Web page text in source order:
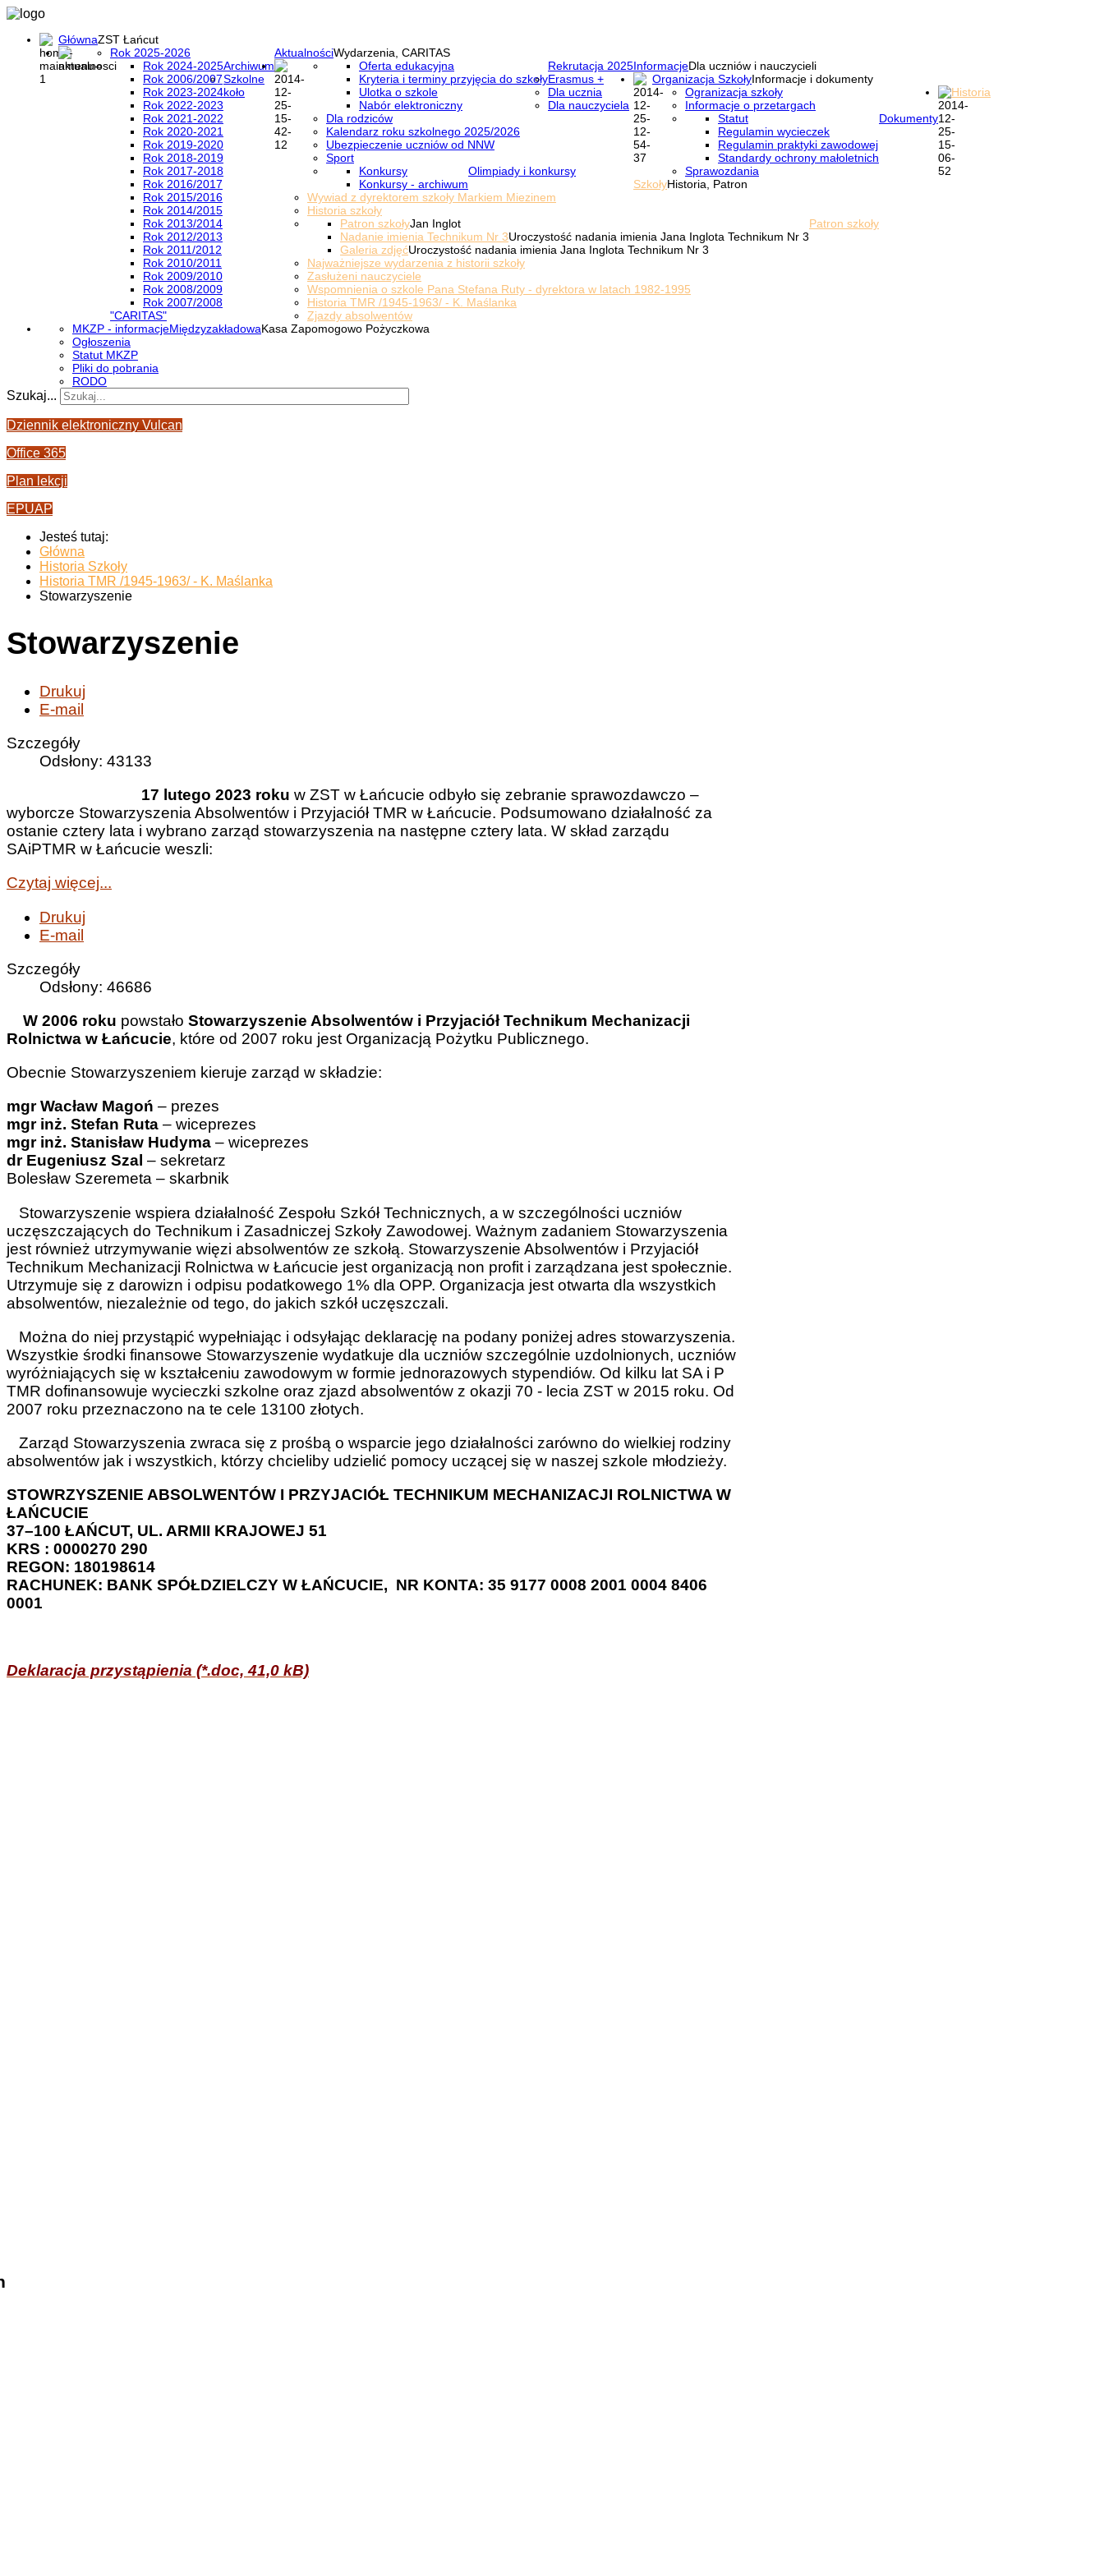
GłównaZST Łańcut
AktualnościWydarzenia, CARITAS
Rok 2025-2026
Archiwum
Rok 2024-2025
Rok 2006/2007
Rok 2023-2024
Rok 2022-2023
Rok 2021-2022
Rok 2020-2021
Rok 2019-2020
Rok 2018-2019
Rok 2017-2018
Rok 2016/2017
Rok 2015/2016
Rok 2014/2015
Rok 2013/2014
Rok 2012/2013
Rok 2011/2012
Rok 2010/2011
Rok 2009/2010
Rok 2008/2009
Rok 2007/2008
Szkolne
koło
"CARITAS"
InformacjeDla uczniów i nauczycieli
Rekrutacja 2025
Oferta edukacyjna
Kryteria i terminy przyjęcia do szkoły
Ulotka o szkole
Nabór elektroniczny
Erasmus +
Dla ucznia
Dla nauczyciela
Dla rodziców
Kalendarz roku szkolnego 2025/2026
Ubezpieczenie uczniów od NNW
Sport
Olimpiady i konkursy
Konkursy
Konkursy - archiwum
Organizacja SzkołyInformacje i dokumenty
Ogranizacja szkoły
Informacje o przetargach
Dokumenty
Statut
Regulamin wycieczek
Regulamin praktyki zawodowej
Standardy ochrony małoletnich
Sprawozdania
Historia
SzkołyHistoria, Patron
Wywiad z dyrektorem szkoły Markiem Miezinem
Historia szkoły
Patron szkoły
Patron szkołyJan Inglot
Nadanie imienia Technikum Nr 3Uroczystość nadania imienia Jana Inglota Technikum Nr 3
Galeria zdjęćUroczystość nadania imienia Jana Inglota Technikum Nr 3
Najważniejsze wydarzenia z historii szkoły
Zasłużeni nauczyciele
Wspomnienia o szkole Pana Stefana Ruty - dyrektora w latach 1982-1995
Historia TMR /1945-1963/ - K. Maślanka
Zjazdy absolwentów
MiędzyzakładowaKasa Zapomogowo Pożyczkowa
MKZP - informacje
Ogłoszenia
Statut MKZP
Pliki do pobrania
RODO
Szukaj...
Dziennik elektroniczny Vulcan
Office 365
Plan lekcji
EPUAP
Jesteś tutaj:
Główna
Historia Szkoły
Historia TMR /1945-1963/ - K. Maślanka
Stowarzyszenie
Stowarzyszenie
Drukuj
E-mail
Szczegóły
Odsłony: 43133
17 lutego 2023 roku w ZST w Łańcucie odbyło się zebranie sprawozdawczo –
wyborcze Stowarzyszenia Absolwentów i Przyjaciół TMR w Łańcucie. Podsumowano działalność za
ostanie cztery lata i wybrano zarząd stowarzyszenia na następne cztery lata. W skład zarządu
SAiPTMR w Łańcucie weszli:
Czytaj więcej...
Drukuj
E-mail
Szczegóły
Odsłony: 46686
W 2006 roku powstało Stowarzyszenie Absolwentów i Przyjaciół Technikum Mechanizacji
Rolnictwa w Łańcucie, które od 2007 roku jest Organizacją Pożytku Publicznego.
Obecnie Stowarzyszeniem kieruje zarząd w składzie:
mgr Wacław Magoń – prezes
mgr inż. Stefan Ruta – wiceprezes
mgr inż. Stanisław Hudyma – wiceprezes
dr Eugeniusz Szal – sekretarz
Bolesław Szeremeta – skarbnik
Stowarzyszenie wspiera działalność Zespołu Szkół Technicznych, a w szczególności uczniów
uczęszczających do Technikum i Zasadniczej Szkoły Zawodowej. Ważnym zadaniem Stowarzyszenia
jest również utrzymywanie więzi absolwentów ze szkołą. Stowarzyszenie Absolwentów i Przyjaciół
Technikum Mechanizacji Rolnictwa w Łańcucie jest organizacją non profit i zarządzana jest społecznie.
Utrzymuje się z darowizn i odpisu podatkowego 1% dla OPP. Organizacja jest otwarta dla wszystkich
absolwentów, niezależnie od tego, do jakich szkół uczęszczali.
Można do niej przystąpić wypełniając i odsyłając deklarację na podany poniżej adres stowarzyszenia.
Wszystkie środki finansowe Stowarzyszenie wydatkuje dla uczniów szczególnie uzdolnionych, uczniów
wyróżniających się w kształceniu zawodowym w formie jednorazowych stypendiów. Od kilku lat SA i P
TMR dofinansowuje wycieczki szkolne oraz zjazd absolwentów z okazji 70 - lecia ZST w 2015 roku. Od
2007 roku przeznaczono na te cele 13100 złotych.
Zarząd Stowarzyszenia zwraca się z prośbą o wsparcie jego działalności zarówno do wielkiej rodziny
absolwentów jak i wszystkich, którzy chcieliby udzielić pomocy uczącej się w naszej szkole młodzieży.
STOWRZYSZENIE ABSOLWENTÓW I PRZYJACIÓŁ TECHNIKUM MECHANIZACJI ROLNICTWA W
ŁAŃCUCIE
37–100 ŁAŃCUT, UL. ARMII KRAJOWEJ 51
KRS : 0000270 290
REGON: 180198614
RACHUNEK: BANK SPÓŁDZIELCZY W ŁAŃCUCIE, NR KONTA: 35 9177 0008 2001 0004 8406
0001
Deklaracja przystąpienia (*.doc, 41,0 kB)